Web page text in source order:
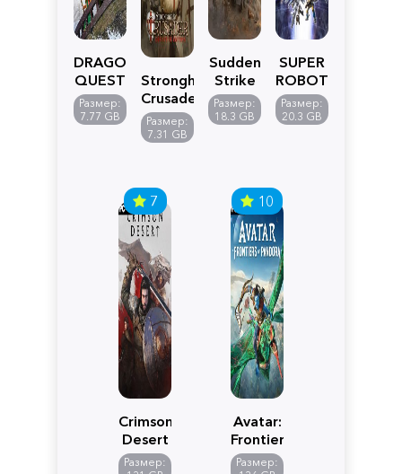
DRAGON
QUEST
VII
Reimagined
Размер:
7.77 GB
Stronghold
Crusader:
Definitive
Edition
Размер:
7.31 GB
Sudden
Strike
5
Размер:
18.3 GB
SUPER
ROBOT
WARS
Y
Размер:
20.3 GB
7
Crimson
Desert
Размер:
10
Avatar:
Frontiers
of
Размер: